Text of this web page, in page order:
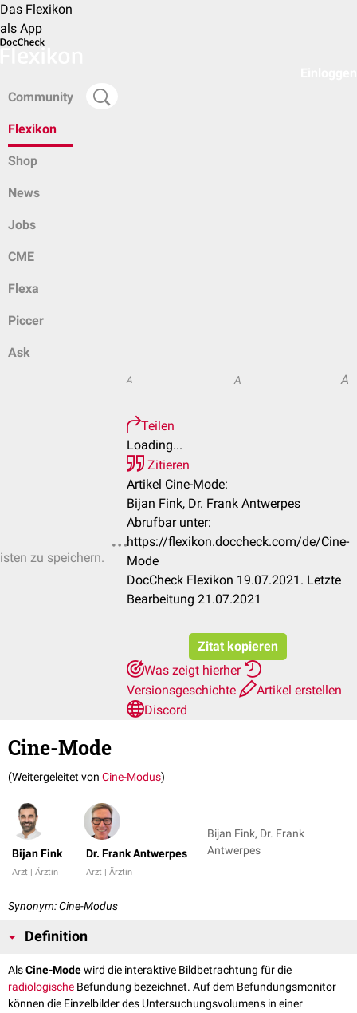
Das Flexikon
als App
Community
Flexikon
Shop
News
Jobs
CME
Flexa
Piccer
Ask
zu speichern.
A A A
Teilen
Loading...
Zitieren
Artikel Cine-Mode:
Bijan Fink, Dr. Frank Antwerpes
Abrufbar unter:
https://flexikon.doccheck.com/de/Cine-
Mode
DocCheck Flexikon 19.07.2021. Letzte
Bearbeitung 21.07.2021
Zitat kopieren
Was zeigt hierher
Versionsgeschichte
Artikel erstellen
Discord
Cine-Mode
(Weitergeleitet von Cine-Modus)
Bijan Fink
Arzt | Ärztin
Dr. Frank Antwerpes
Arzt | Ärztin
Bijan Fink, Dr. Frank
Antwerpes
Synonym: Cine-Modus
Definition
AlsCine-Modewird die interaktive Bildbetrachtung für die
radiologische Befundung bezeichnet. Auf dem Befundungsmonitor
können die Einzelbilder des Untersuchungsvolumens in einer